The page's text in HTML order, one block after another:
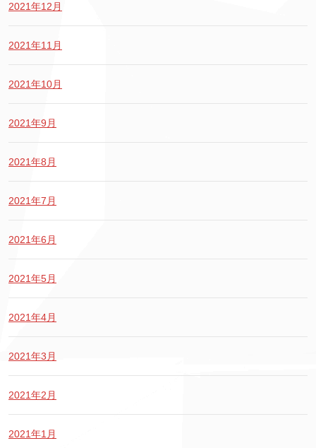
2021年12月
2021年11月
2021年10月
2021年9月
2021年8月
2021年7月
2021年6月
2021年5月
2021年4月
2021年3月
2021年2月
2021年1月